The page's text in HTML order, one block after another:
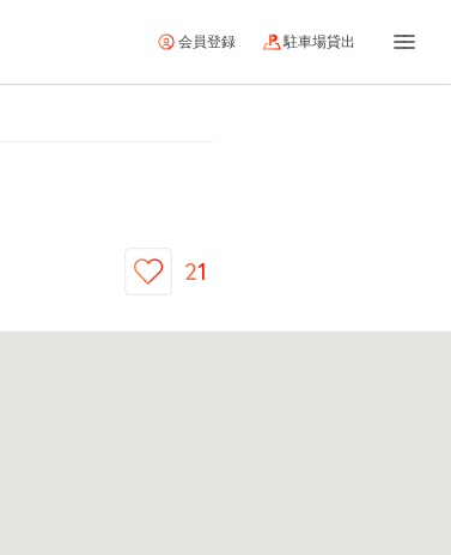
会員登録 駐車場貸出
21